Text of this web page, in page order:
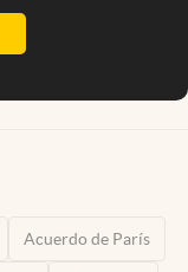
Acuerdo de París